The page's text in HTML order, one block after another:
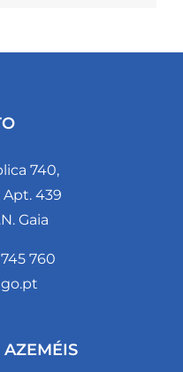
740,
Apt. 439
Gaia
745 760